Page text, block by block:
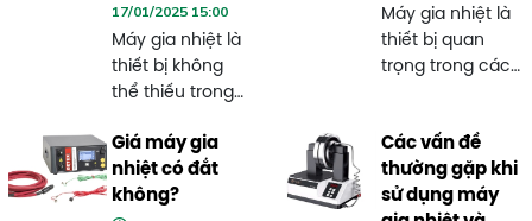
hỏi: Máy gia
nhiệt có ảnh
hưởng đến môi
trường không?
này, Siêu Thị Máy
Gia Nhiệt sẽ
cùng bạn phân
hiện đại. Tại Siêu
Thị Máy Gia
Nhiệt, chúng tôi
nhiệt nhập khẩu
chính hãng mà
còn mang đến
17/01/2025 15:00
Máy gia nhiệt là
thiết bị không
thể thiếu trong
công nghiệp
hiện đại. Để đảm
bảo máy hoạt
Máy gia nhiệt là
thiết bị quan
trọng trong các
khí, lắp ráp và
bảo trì vòng bi.
Tuy nhiên, khi
Giá máy gia
nhiệt có đắt
không?
Các vấn đề
thường gặp khi
sử dụng máy